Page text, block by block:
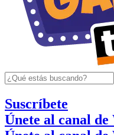
Suscríbete
Únete al canal